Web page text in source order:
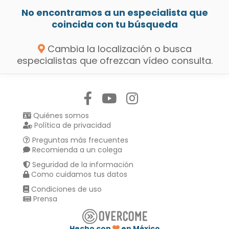
No encontramos a un especialista que
coincida con tu búsqueda
Cambia la localización o busca
especialistas que ofrezcan vídeo consulta.
Quiénes somos
Política de privacidad
Preguntas más frecuentes
Recomienda a un colega
Seguridad de la información
Como cuidamos tus datos
Condiciones de uso
Prensa